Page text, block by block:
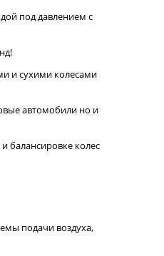
под давлением с
и сухими колесами
автомобили но и
балансировке колес
подачи воздуха,